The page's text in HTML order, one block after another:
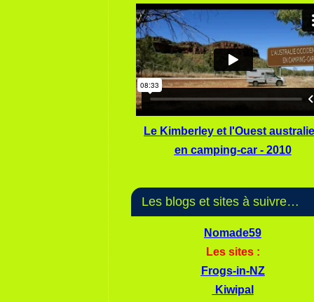
Le Kimberley et l'Ouest
en camping-car - 2010
Les blogs et sites à suivre…
Nomade59
Les sites :
Frogs-in-NZ
Kiwipal